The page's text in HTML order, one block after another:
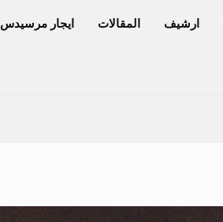
ارشيف المقالات ايجار مرسيدس E200